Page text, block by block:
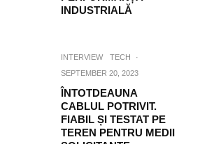
INDUSTRIALĂ
INTERVIEW TECH
·
SEPTEMBER 20, 2023
ÎNTOTDEAUNA
CABLUL POTRIVIT.
FIABIL ȘI TESTAT PE
TEREN PENTRU MEDII